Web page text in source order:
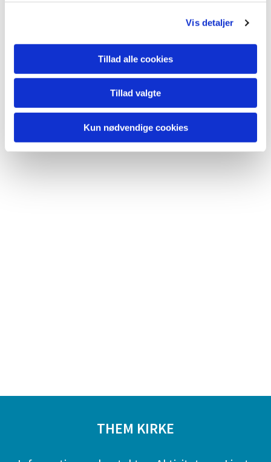
Vis detaljer
Tillad alle cookies
Tillad valgte
Kun nødvendige cookies
Du vil måske også kunne
lide...
THEM KIRKE